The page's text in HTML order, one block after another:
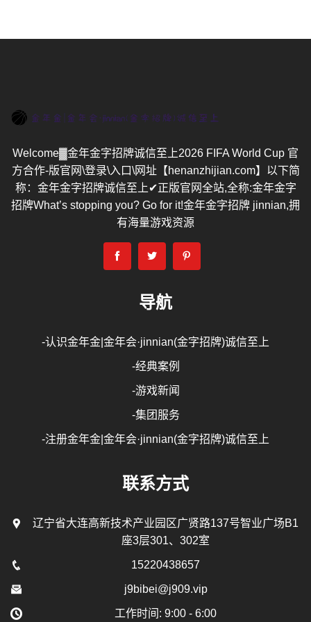
Welcome▓金年金字招牌诚信至上2026 FIFA World Cup 官
方合作-版官网\登录\入口\网址【henanzhijian.com】以下简
称：金年金字招牌诚信至上✔正版官网全站,全称:金年金字
招牌What’s stopping you? Go for it!金年金字招牌 jinnian,拥
有海量游戏资源
导航
-认识金年金|金年会·jinnian(金字招牌)诚信至上
-经典案例
-游戏新闻
-集团服务
-注册金年金|金年会·jinnian(金字招牌)诚信至上
联系方式
辽宁省大连高新技术产业园区广贤路137号智业广场B1
座3层301、302室
15220438657
j9bibei@j909.vip
工作时间: 9:00 - 6:00